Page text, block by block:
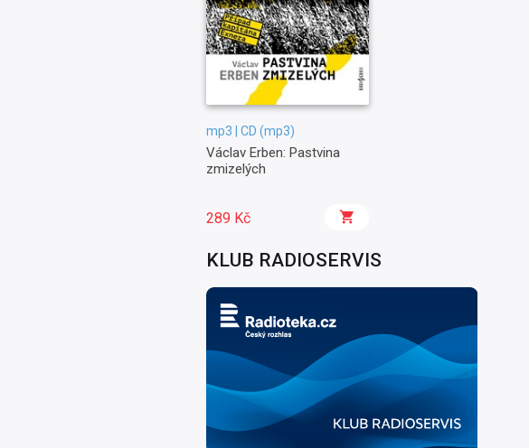
mp3 | CD (mp3)
Václav Erben: Pastvina
zmizelých
289 Kč
KLUB RADIOSERVIS